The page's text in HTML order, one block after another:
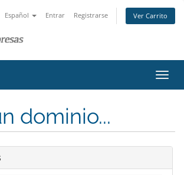
Español Entrar Registrarse Ver Carrito
dominio...